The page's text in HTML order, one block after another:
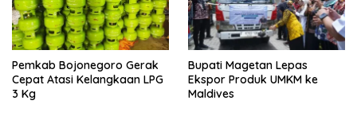
Pemkab Bojonegoro Gerak
Cepat Atasi Kelangkaan LPG
3 Kg
Bupati Magetan Lepas
Ekspor Produk UMKM ke
Maldives